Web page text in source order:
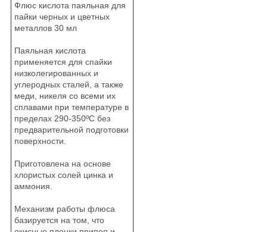
Флюс кислота паяльная для
пайки черных и цветных
металлов 30 мл
Паяльная кислота
применяется для спайки
низколегированных и
углеродных сталей, а также
меди, никеля со всеми их
сплавами при температуре в
пределах 290-350ºС без
предварительной подготовки
поверхности.
Приготовлена на основе
хлористых солей цинка и
аммония.
Механизм работы флюса
базируется на том, что